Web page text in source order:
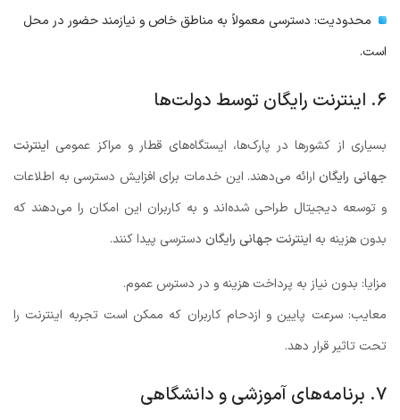
محدودیت: دسترسی معمولاً به مناطق خاص و نیازمند حضور در محل
است.
۶. اینترنت رایگان توسط دولت‌ها
بسیاری از کشورها در پارک‌ها، ایستگاه‌های قطار و مراکز عمومی اینترنت
جهانی رایگانارائه می‌دهند. این خدمات برای افزایش دسترسی به اطلاعات
و توسعه دیجیتال طراحی شده‌اند و به کاربران این امکان را می‌دهند که
بدون هزینه به اینترنت جهانی رایگان دسترسی پیدا کنند.
مزایا: بدون نیاز به پرداخت هزینه و در دسترس عموم.
معایب: سرعت پایین و ازدحام کاربران که ممکن است تجربه اینترنت را
تحت تاثیر قرار دهد.
۷. برنامه‌های آموزشی و دانشگاهی